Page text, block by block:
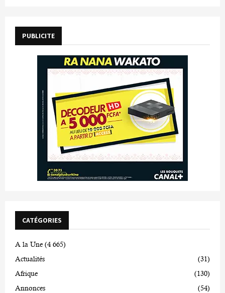
PUBLICITE
CATÉGORIES
A la Une (4 665)
Actualités
(31)
Afrique
(130)
Annonces
(54)